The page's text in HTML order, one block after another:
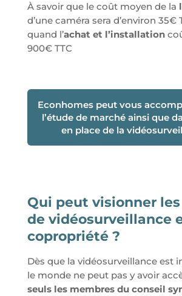
À savoir que le coût moyen de la
d’une caméra sera d’environ 35€
quand l’achat et l’installation
900€ TTC
Econhomes peut vous
l’étude de marché ainsi que
en place de la
Qui peut visionner
de vidéosurveillance
copropriété ?
Dès que la vidéosurveillance est
le monde ne peut pas y avoir
seuls les membres du conseil